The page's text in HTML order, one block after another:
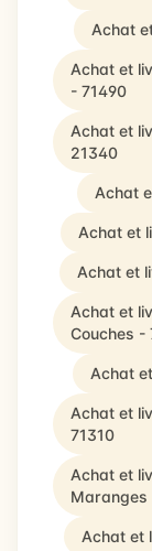
Achat
Achat et
- 71490
Achat et
21340
Achat
Achat et
Achat et
Achat et
Couches -
Achat
Achat et
71310
Achat et
Maranges
Achat et